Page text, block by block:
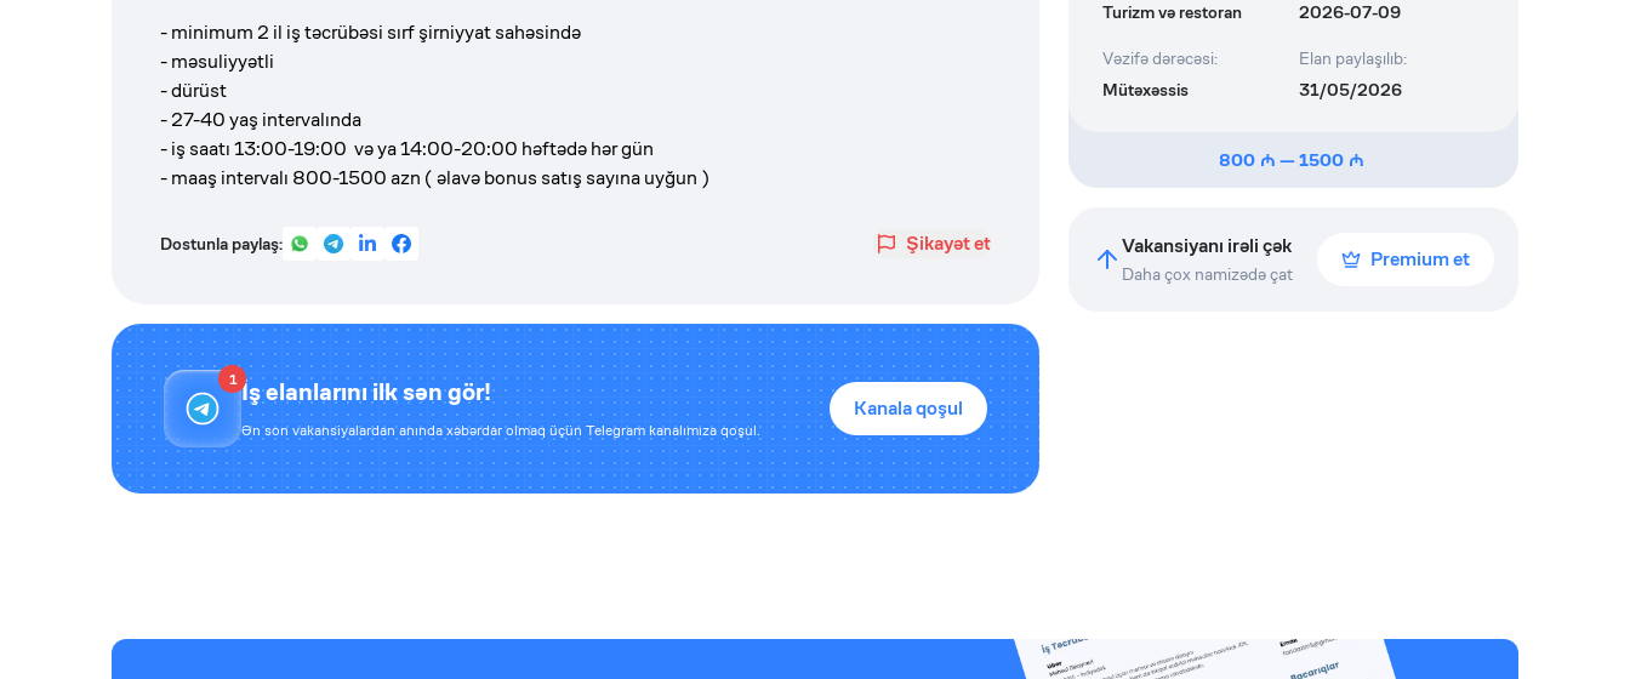
- minimum 2 il iş təcrübəsi sırf şirniyyat sahəsində
- məsuliyyətli
- dürüst
- 27-40 yaş intervalında
- iş saatı 13:00-19:00 və ya 14:00-20:00 həftədə hər gün
- maaş intervalı 800-1500 azn ( əlavə bonus satış sayına uyğun )
Dostunla paylaş: Şikayət et
1 İş elanlarını ilk sən gör!
Ən son vakansiyalardan anında xəbərdar olmaq üçün Telegram kanalımıza qoşul.
Kanala qoşul
Turizm və restoran
2026-07-09
Vəzifə dərəcəsi:
Mütəxəssis
Elan paylaşılıb:
31/05/2026
800 —1500
Vakansiyanı irəli çək
Daha çox namizədə çat
Premium et